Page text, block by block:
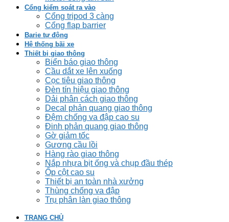
Cổng kiểm soát ra vào
Cổng tripod 3 càng
Cổng flap barrier
Barie tự động
Hệ thống bãi xe
Thiết bị giao thông
Biển báo giao thông
Cầu dắt xe lên xuống
Cọc tiêu giao thông
Đèn tín hiệu giao thông
Dải phân cách giao thông
Decal phản quang giao thông
Đệm chống va đập cao su
Đinh phản quang giao thông
Gờ giảm tốc
Gương cầu lồi
Hàng rào giao thông
Nắp nhựa bịt ống và chụp đầu thép
Ốp cột cao su
Thiết bị an toàn nhà xưởng
Thùng chống va đập
Trụ phân làn giao thông
TRANG CHỦ